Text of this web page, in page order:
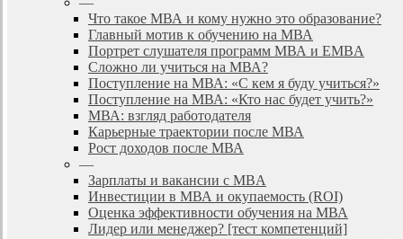
Что такое МВА и кому нужно это образование?
Главный мотив к обучению на МВА
Портрет слушателя программ МВА и EMBA
Сложно ли учиться на МВА?
Поступление на МВА: «С кем я буду учиться?»
Поступление на МВА: «Кто нас будет учить?»
МВА: взгляд работодателя
Карьерные траектории после МВА
Рост доходов после МВА
—
Зарплаты и вакансии с MBA
Инвестиции в МВА и окупаемость (ROI)
Оценка эффективности обучения на МВА
Лидер или менеджер? [тест компетенций]